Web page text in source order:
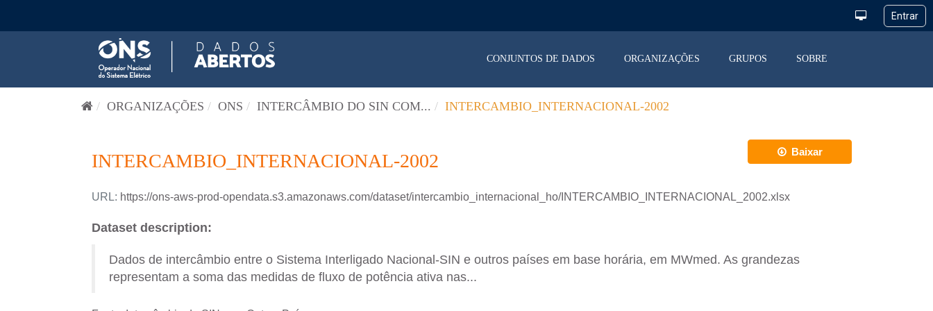
CONJUNTOS DE DADOS ORGANIZAÇÕES GRUPOS SOBRE
ORGANIZAÇÕES ONS INTERCÂMBIO DO SIN COM... INTERCAMBIO_INTERNACIONAL-2002
Baixar
INTERCAMBIO_INTERNACIONAL-2002
URL: https://ons-aws-prod-opendata.s3.amazonaws.com/dataset/intercambio_internacional_ho/INTERCAMBIO_INTERNACIONAL_2002.xlsx
Dataset description:
Dados de intercâmbio entre o Sistema Interligado Nacional-SIN e outros países em base horária, em MWmed. As grandezas
representam a soma das medidas de fluxo de potência ativa nas...